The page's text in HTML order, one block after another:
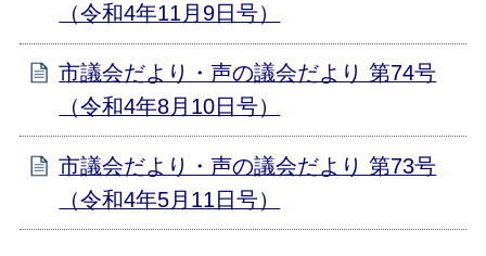
（令和4年11月9日号）
市議会だより・声の議会だより 第74号
（令和4年8月10日号）
市議会だより・声の議会だより 第73号
（令和4年5月11日号）